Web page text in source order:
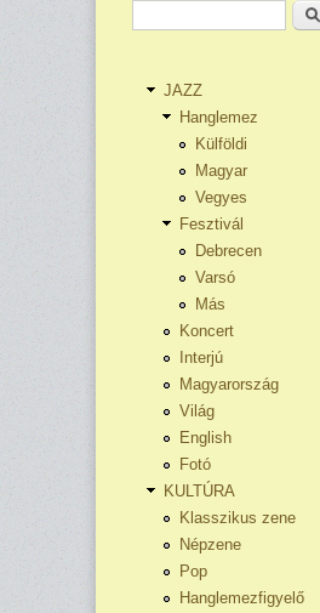
JAZZ
Hanglemez
Külföldi
Magyar
Vegyes
Fesztivál
Debrecen
Varsó
Más
Koncert
Interjú
Magyarország
Világ
English
Fotó
KULTÚRA
Klasszikus zene
Népzene
Pop
Hanglemezfigyelő